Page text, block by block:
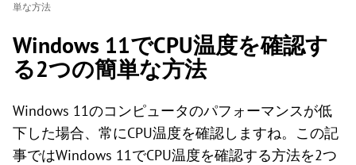
単な方法
Windows 11でCPU温度を確認す
る2つの簡単な方法
Windows 11のコンピュータのパフォーマンスが低
下した場合、常にCPU温度を確認しますね。この記
事ではWindows 11でCPU温度を確認する方法を2つ